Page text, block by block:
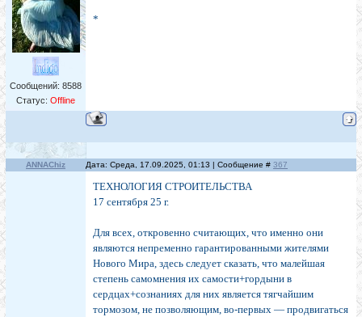
Сообщений: 8588
Статус: Offline
*
ANNAChiz Дата: Среда, 17.09.2025, 01:13 | Сообщение # 367
ТЕХНОЛОГИЯ СТРОИТЕЛЬСТВА
17 сентября 25 г.
Для всех, откровенно считающих, что именно они
являются непременно гарантированными жителями
Нового Мира, здесь следует сказать, что малейшая
степень самомнения их самости+гордыни в
сердцах+сознаниях для них является тягчайшим
тормозом, не позволяющим, во-первых — продвигаться